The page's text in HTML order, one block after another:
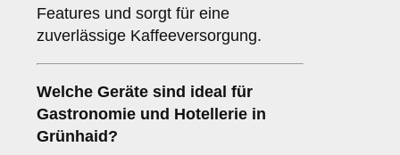
Features und sorgt für eine
zuverlässige Kaffeeversorgung.
Welche Geräte sind ideal für
Gastronomie und Hotellerie in
Grünhaid?